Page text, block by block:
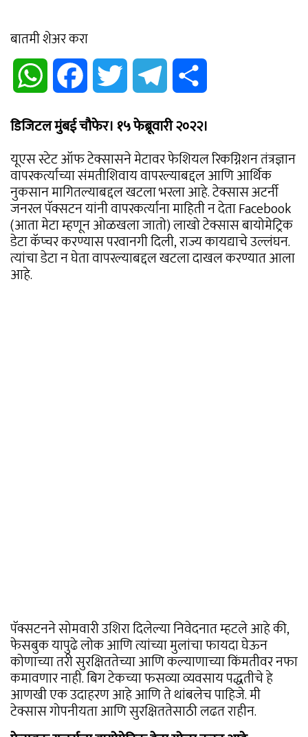
बातमी शेअर करा
WhatsApp Facebook Twitter Telegram
डिजिटल मुंबई चौफेर। १५ फेब्रूवारी २०२२।
यूएस स्टेट ऑफ टेक्सासने मेटावर फेशियल रिकग्निशन तंत्रज्ञान
वापरकर्त्यांच्या संमतीशिवाय वापरल्याबद्दल आणि आर्थिक
नुकसान मागितल्याबद्दल खटला भरला आहे. टेक्सास अटर्नी
जनरल पॅक्सटन यांनी वापरकर्त्यांना माहिती न देता Facebook
(आता मेटा म्हणून ओळखला जातो) लाखो टेक्सास बायोमेट्रिक
डेटा कॅप्चर करण्यास परवानगी दिली, राज्य कायद्याचे उल्लंघन.
त्यांचा डेटा न घेता वापरल्याबद्दल खटला दाखल करण्यात आला
आहे.
पॅक्सटनने सोमवारी उशिरा दिलेल्या निवेदनात म्हटले आहे की,
फेसबुक यापुढे लोक आणि त्यांच्या मुलांचा फायदा घेऊन
कोणाच्या तरी सुरक्षिततेच्या आणि कल्याणाच्या किंमतीवर नफा
कमावणार नाही. बिग टेकच्या फसव्या व्यवसाय पद्धतीचे हे
आणखी एक उदाहरण आहे आणि ते थांबलेच पाहिजे. मी
टेक्सास गोपनीयता आणि सुरक्षिततेसाठी लढत राहीन.